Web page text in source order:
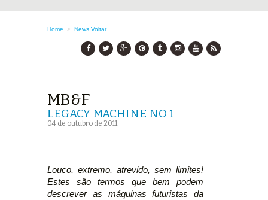
Home > News Voltar
MB&F
LEGACY MACHINE NO 1
04 de outubro de 2011
Louco, extremo, atrevido, sem limites!
Estes são termos que bem podem
descrever as máquinas futuristas da